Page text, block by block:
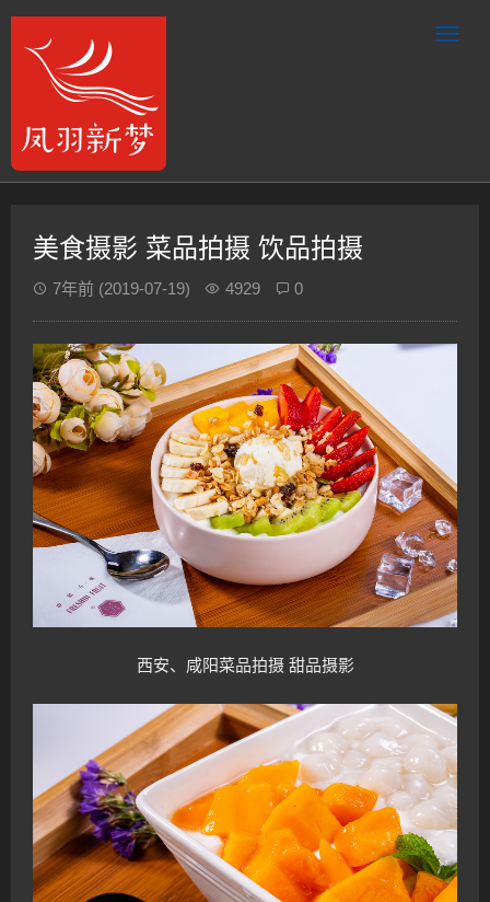
美食摄影 菜品拍摄 饮品拍摄
7年前 (2019-07-19) 4929 0
西安、咸阳菜品拍摄 甜品摄影